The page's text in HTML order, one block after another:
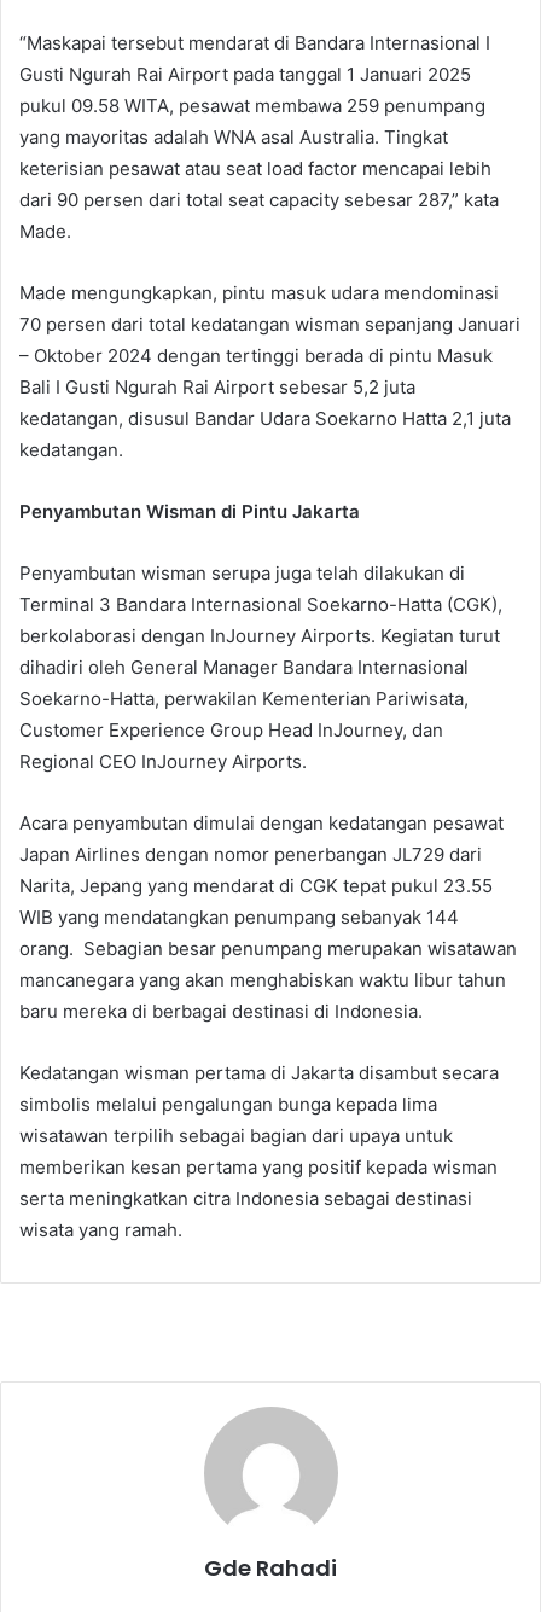
“Maskapai tersebut mendarat di Bandara Internasional I
Gusti Ngurah Rai Airport pada tanggal 1 Januari 2025
pukul 09.58 WITA, pesawat membawa 259 penumpang
yang mayoritas adalah WNA asal Australia. Tingkat
keterisian pesawat atau seat load factor mencapai lebih
dari 90 persen dari total seat capacity sebesar 287,” kata
Made.
Made mengungkapkan, pintu masuk udara mendominasi
70 persen dari total kedatangan wisman sepanjang Januari
– Oktober 2024 dengan tertinggi berada di pintu Masuk
Bali I Gusti Ngurah Rai Airport sebesar 5,2 juta
kedatangan, disusul Bandar Udara Soekarno Hatta 2,1 juta
kedatangan.
Penyambutan Wisman di Pintu Jakarta
Penyambutan wisman serupa juga telah dilakukan di
Terminal 3 Bandara Internasional Soekarno-Hatta (CGK),
berkolaborasi dengan InJourney Airports. Kegiatan turut
dihadiri oleh General Manager Bandara Internasional
Soekarno-Hatta, perwakilan Kementerian Pariwisata,
Customer Experience Group Head InJourney, dan
Regional CEO InJourney Airports.
Acara penyambutan dimulai dengan kedatangan pesawat
Japan Airlines dengan nomor penerbangan JL729 dari
Narita, Jepang yang mendarat di CGK tepat pukul 23.55
WIB yang mendatangkan penumpang sebanyak 144
orang. Sebagian besar penumpang merupakan wisatawan
mancanegara yang akan menghabiskan waktu libur tahun
baru mereka di berbagai destinasi di Indonesia.
Kedatangan wisman pertama di Jakarta disambut secara
simbolis melalui pengalungan bunga kepada lima
wisatawan terpilih sebagai bagian dari upaya untuk
memberikan kesan pertama yang positif kepada wisman
serta meningkatkan citra Indonesia sebagai destinasi
wisata yang ramah.
Gde Rahadi